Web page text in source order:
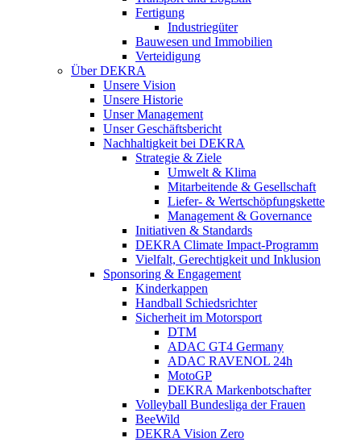
Fertigung
Industriegüter
Bauwesen und Immobilien
Verteidigung
Über DEKRA
Unsere Vision
Unsere Historie
Unser Management
Unser Geschäftsbericht
Nachhaltigkeit bei DEKRA
Strategie & Ziele
Umwelt & Klima
Mitarbeitende & Gesellschaft
Liefer- & Wertschöpfungskette
Management & Governance
Initiativen & Standards
DEKRA Climate Impact-Programm
Vielfalt, Gerechtigkeit und Inklusion​
Sponsoring & Engagement
Kinderkappen
Handball Schiedsrichter
Sicherheit im Motorsport
DTM
ADAC GT4 Germany
ADAC RAVENOL 24h
MotoGP
DEKRA Markenbotschafter
Volleyball Bundesliga der Frauen
BeeWild
DEKRA Vision Zero